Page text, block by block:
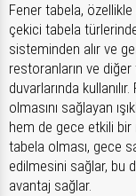
Fener tabela, özellikle
çekici tabela
sisteminden alır ve
restoranların ve
duvarlarında
olmasını sağlayan
hem de gece etkili bir
tabela olması, gece
edilmesini sağlar, bu
avantaj sağlar.